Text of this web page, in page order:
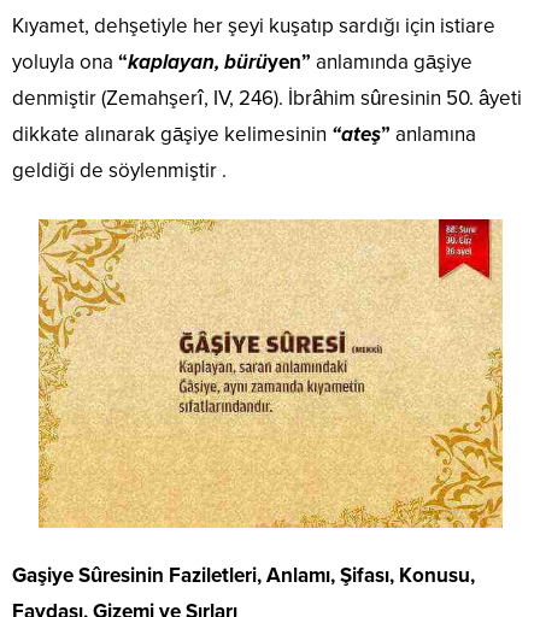
Kıyamet, dehşetiyle her şeyi kuşatıp sardığı için istiare
yoluyla ona “kaplayan, bürüyen” anlamında gāşiye
denmiştir (Zemahşerî, IV, 246). İbrâhim sûresinin 50. âyeti
dikkate alınarak gāşiye kelimesinin “ateş” anlamına
geldiği de söylenmiştir .
Gaşiye Sûresinin Faziletleri, Anlamı, Şifası, Konusu,